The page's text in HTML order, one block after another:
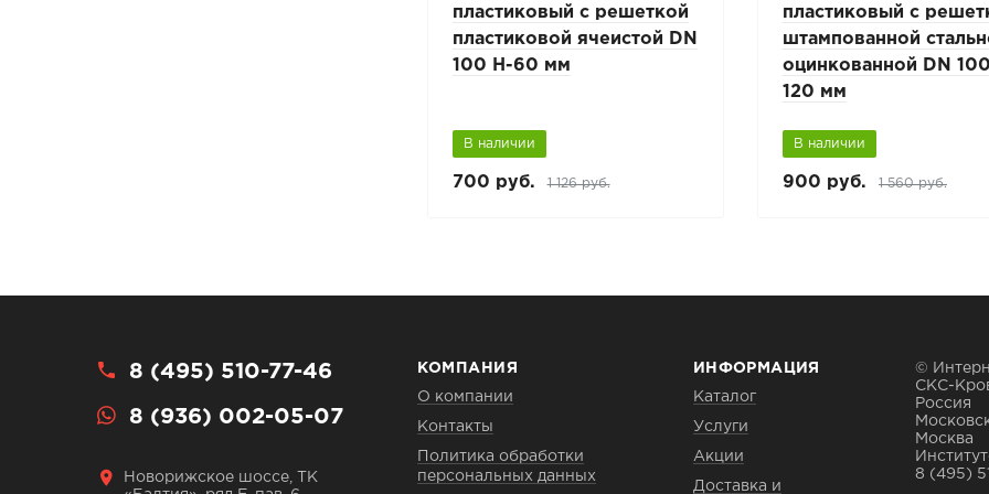
пластиковый с решеткой
пластиковой ячеистой DN
100 H-60 мм
В наличии
700 руб. 1 126 руб.
пластиковый с
штампованной
оцинкованной DN
120 мм
В наличии
900 руб. 1 560 руб.
8 (495) 510-77-46
8 (936) 002-05-07
Новорижское шоссе, ТК
КОМПАНИЯ
О компании
Контакты
Политика обработки
персональных данных
ИНФОРМАЦИЯ
Каталог
Услуги
Акции
Доставка и
©
СКС-
Россия
Москва
8 (495)